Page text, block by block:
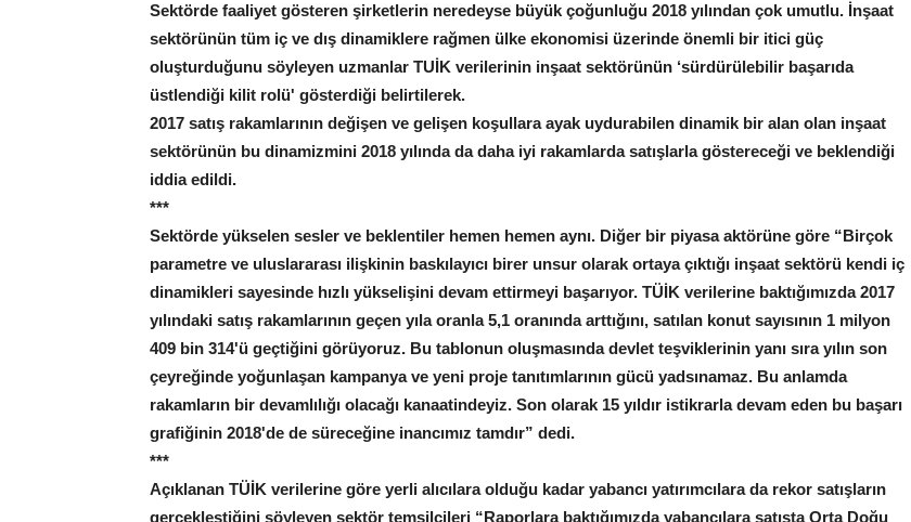
Sektörde faaliyet gösteren şirketlerin neredeyse büyük çoğunluğu 2018 yılından çok umutlu. İnşaat
sektörünün tüm iç ve dış dinamiklere rağmen ülke ekonomisi üzerinde önemli bir itici güç
oluşturduğunu söyleyen uzmanlar TUİK verilerinin inşaat sektörünün ‘sürdürülebilir başarıda
üstlendiği kilit rolü' gösterdiği belirtilerek.
2017 satış rakamlarının değişen ve gelişen koşullara ayak uydurabilen dinamik bir alan olan inşaat
sektörünün bu dinamizmini 2018 yılında da daha iyi rakamlarda satışlarla göstereceği ve beklendiği
iddia edildi.
***
Sektörde yükselen sesler ve beklentiler hemen hemen aynı. Diğer bir piyasa aktörüne göre “Birçok
parametre ve uluslararası ilişkinin baskılayıcı birer unsur olarak ortaya çıktığı inşaat sektörü kendi iç
dinamikleri sayesinde hızlı yükselişini devam ettirmeyi başarıyor. TÜİK verilerine baktığımızda 2017
yılındaki satış rakamlarının geçen yıla oranla 5,1 oranında arttığını, satılan konut sayısının 1 milyon
409 bin 314'ü geçtiğini görüyoruz. Bu tablonun oluşmasında devlet teşviklerinin yanı sıra yılın son
çeyreğinde yoğunlaşan kampanya ve yeni proje tanıtımlarının gücü yadsınamaz. Bu anlamda
rakamların bir devamlılığı olacağı kanaatindeyiz. Son olarak 15 yıldır istikrarla devam eden bu başarı
grafiğinin 2018'de de süreceğine inancımız tamdır” dedi.
***
Açıklanan TÜİK verilerine göre yerli alıcılara olduğu kadar yabancı yatırımcılara da rekor satışların
gerçekleştiğini söyleyen sektör temsilcileri “Raporlara baktığımızda yabancılara satışta Orta Doğu